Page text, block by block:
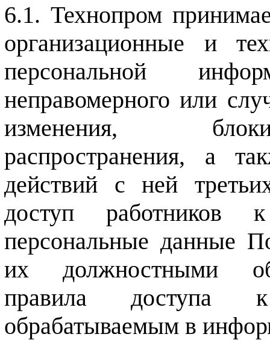
Технопром
организационные и
персональной
неправомерного или
изменения,
распространения, а
действий с ней
доступ работников
персональные данные
их должностными
правила доступа
обрабатываемым в